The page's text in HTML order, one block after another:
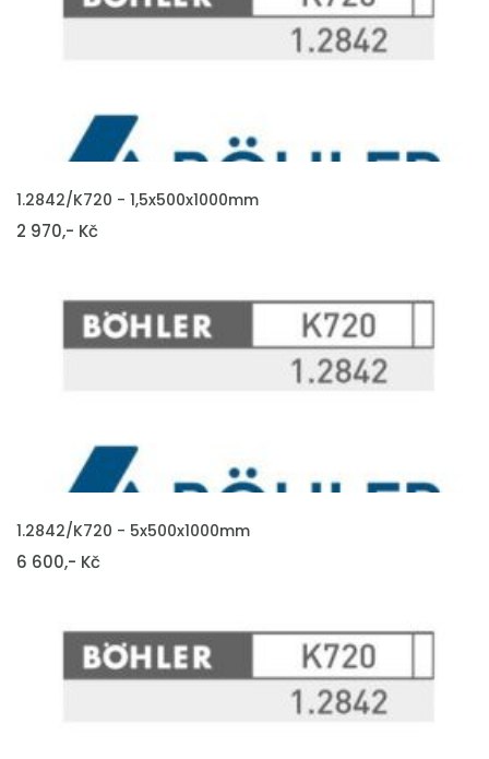
VLOŽIT DO KOŠÍKU
1.2842/K720 - 1,5x500x1000mm
2 970,- Kč
VLOŽIT DO KOŠÍKU
1.2842/K720 - 5x500x1000mm
6 600,- Kč